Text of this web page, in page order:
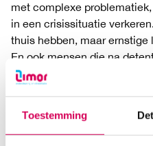
Toestemming
met complexe
in een crisissituatie
thuis hebben, maar
En ook mensen die na
maatschappij en hierbij
het niet belangrijk welke
gekomen. Onze ervaring is:
raken.